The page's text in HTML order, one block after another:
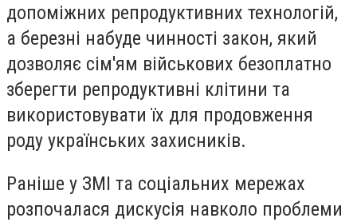
допоміжних репродуктивних технологій,
а березні набуде чинності закон, який
дозволяє сім'ям військових безоплатно
зберегти репродуктивні клітини та
використовувати їх для продовження
роду українських захисників.
Раніше у ЗМІ та соціальних мережах
розпочалася дискусія навколо проблеми